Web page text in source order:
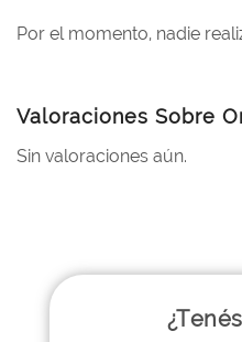
Por el momento, nadie
Valoraciones Sobre
Sin valoraciones aún.